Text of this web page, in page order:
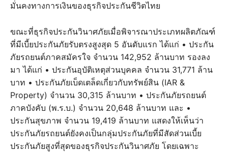
มั่นคงทางการเงินของธุรกิจประกันชีวิตไทย
ขณะที่ธุรกิจประกันวินาศภัยเมื่อพิจารณาประเภทผลิตภัณฑ์
ที่มีเบี้ยประกันภัยรับตรงสูงสุด 5 อันดับแรก ได้แก่ • ประกัน
ภัยรถยนต์ภาคสมัครใจ จำนวน 142,952 ล้านบาท รองลง
มา ได้แก่ • ประกันอุบัติเหตุส่วนบุคคล จำนวน 31,771 ล้าน
บาท • ประกันภัยเบ็ดเตล็ดเกี่ยวกับทรัพย์สิน (IAR &
Property) จำนวน 30,315 ล้านบาท • ประกันภัยรถยนต์
ภาคบังคับ (พ.ร.บ.) จำนวน 20,648 ล้านบาท และ •
ประกันสุขภาพ จำนวน 19,419 ล้านบาท แสดงให้เห็นว่า
ประกันภัยรถยนต์ยังคงเป็นกลุ่มประกันภัยที่มีสัดส่วนเบี้ย
ประกันภัยสูงที่สุดของธุรกิจประกันวินาศภัย โดยเฉพาะ